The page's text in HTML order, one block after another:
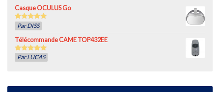
Casque OCULUS Go
out of 5
Par DISS
Télécommande CAME TOP432EE
out of 5
Par LUCAS